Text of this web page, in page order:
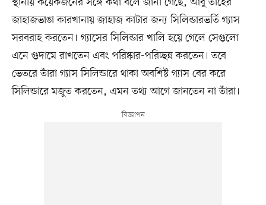
জাহাজভাঙা কারখানায় জাহাজ কাটার জন্য সিলিন্ডারভর্তি গ্যাস
সরবরাহ করতেন। গ্যাসের সিলিন্ডার খালি হয়ে গেলে সেগুলো
এনে গুদামে রাখতেন এবং পরিষ্কার-পরিচ্ছন্ন করতেন। তবে
ভেতরে তাঁরা গ্যাস সিলিন্ডারে থাকা অবশিষ্ট গ্যাস বের করে
সিলিন্ডারে মজুত করতেন, এমন তথ্য আগে জানতেন না তাঁরা।